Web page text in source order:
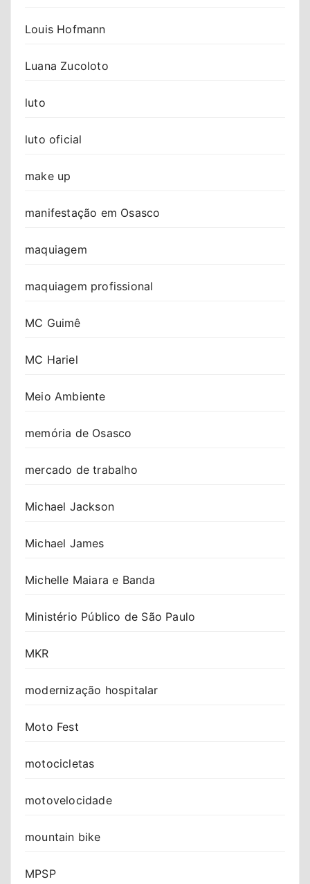
Louis Hofmann
Luana Zucoloto
luto
luto oficial
make up
manifestação em Osasco
maquiagem
maquiagem profissional
MC Guimê
MC Hariel
Meio Ambiente
memória de Osasco
mercado de trabalho
Michael Jackson
Michael James
Michelle Maiara e Banda
Ministério Público de São Paulo
MKR
modernização hospitalar
Moto Fest
motocicletas
motovelocidade
mountain bike
MPSP